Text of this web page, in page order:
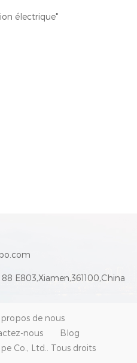
électrique"
E803,Xiamen,361100,China
de nous
nous
Blog
Co., Ltd.. Tous droits